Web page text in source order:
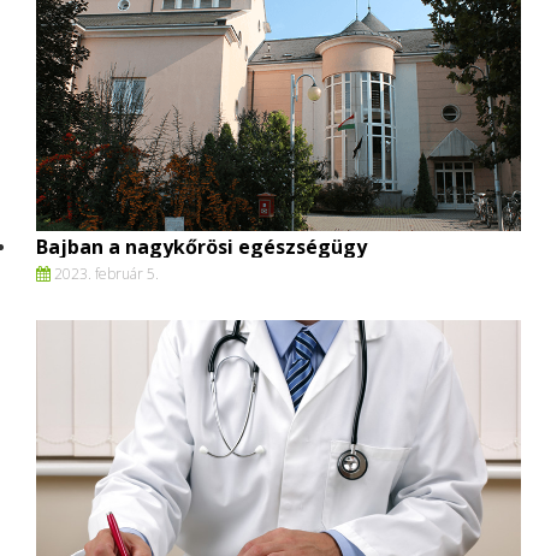
Bajban a nagykőrösi egészségügy
2023. február 5.